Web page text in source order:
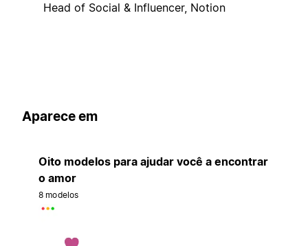
Head of Social & Influencer, Notion
Aparece em
Oito modelos para ajudar você a encontrar
o amor
8 modelos